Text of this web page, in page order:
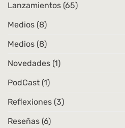
Lanzamientos (65)
Medios (8)
Medios (8)
Novedades (1)
PodCast (1)
Reflexiones (3)
Reseñas (6)